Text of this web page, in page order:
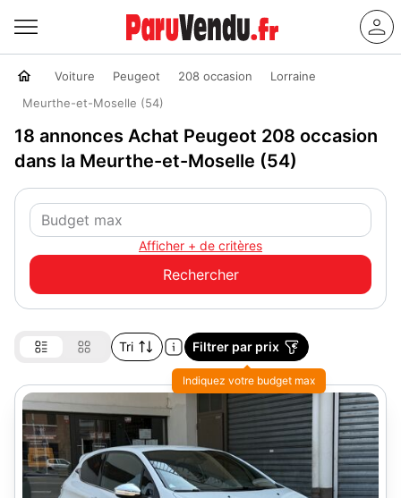
Voiture Peugeot 208 occasion
Lorraine
Meurthe-et-Moselle (54)
18 annonces Achat Peugeot 208 occasion
dans la Meurthe-et-Moselle (54)
Afficher + de critères
Tri Filtrer par prix
Indiquez votre budget max